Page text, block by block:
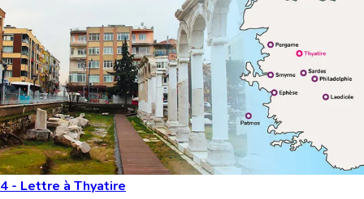
4 - Lettre à Thyatire